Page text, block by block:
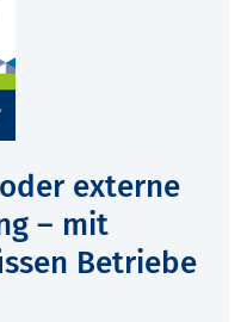
externe
– mit
Betriebe